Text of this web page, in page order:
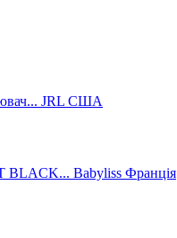
JRL США
BLACK... Babyliss Франція